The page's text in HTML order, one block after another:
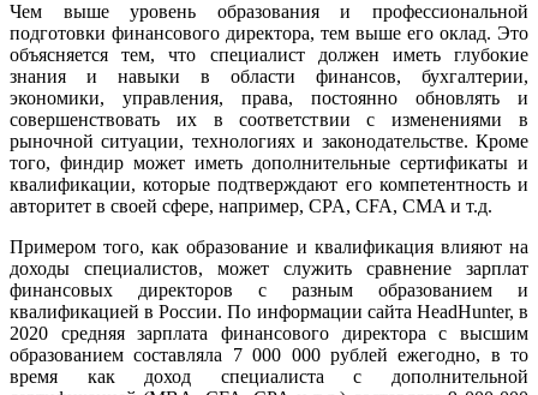
Чем выше уровень образования и профессиональной
подготовки финансового директора, тем выше его оклад. Это
объясняется тем, что специалист должен иметь глубокие
знания и навыки в области финансов, бухгалтерии,
экономики, управления, права, постоянно обновлять и
совершенствовать их в соответствии с изменениями в
рыночной ситуации, технологиях и законодательстве. Кроме
того, финдир может иметь дополнительные сертификаты и
квалификации, которые подтверждают его компетентность и
авторитет в своей сфере, например, CPA, CFA, CMA и т.д.
Примером того, как образование и квалификация влияют на
доходы специалистов, может служить сравнение зарплат
финансовых директоров с разным образованием и
квалификацией в России. По информации сайта HeadHunter, в
2020 средняя зарплата финансового директора с высшим
образованием составляла 7 000 000 рублей ежегодно, в то
время как доход специалиста с дополнительной